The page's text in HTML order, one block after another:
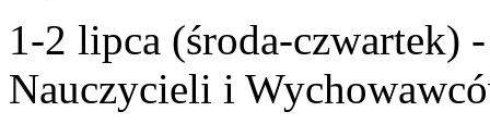
1-2 lipca (środa-czwartek)
Nauczycieli i